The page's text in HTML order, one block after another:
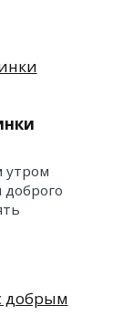
утром
доброго